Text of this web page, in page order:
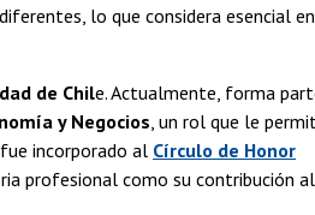
lo que considera esencial en
de Chile. Actualmente, forma
y Negocios , un rol que le
incorporado al Círculo de Honor
profesional como su contribución al